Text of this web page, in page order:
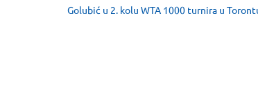
Golubić u 2. kolu WTA 1000 turnira u